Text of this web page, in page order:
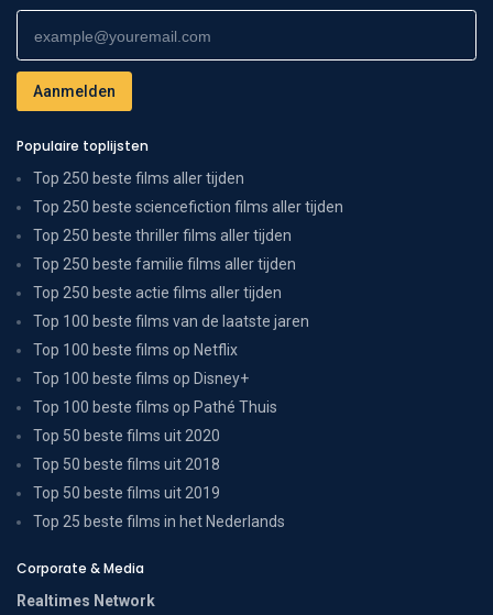
Populaire toplijsten
Top 250 beste films aller tijden
Top 250 beste sciencefiction films aller tijden
Top 250 beste thriller films aller tijden
Top 250 beste familie films aller tijden
Top 250 beste actie films aller tijden
Top 100 beste films van de laatste jaren
Top 100 beste films op Netflix
Top 100 beste films op Disney+
Top 100 beste films op Pathé Thuis
Top 50 beste films uit 2020
Top 50 beste films uit 2018
Top 50 beste films uit 2019
Top 25 beste films in het Nederlands
Corporate & Media
Realtimes Network